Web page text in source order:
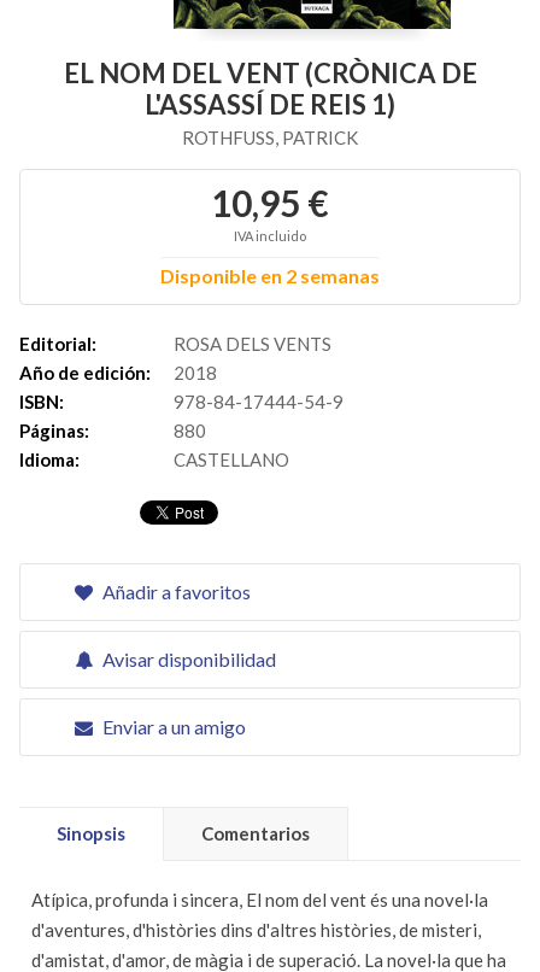
EL NOM DEL VENT (CRÒNICA DE
L'ASSASSÍ DE REIS 1)
ROTHFUSS, PATRICK
10,95 €
IVA incluido
Disponible en 2 semanas
Editorial:
ROSA DELS VENTS
Año de edición:
2018
ISBN:
978-84-17444-54-9
Páginas:
880
Idioma:
CASTELLANO
Añadir a favoritos
Avisar disponibilidad
Enviar a un amigo
Sinopsis Comentarios
Atípica, profunda i sincera, El nom del vent és una novel·la
d'aventures, d'històries dins d'altres històries, de misteri,
d'amistat, d'amor, de màgia i de superació. La novel·la que ha